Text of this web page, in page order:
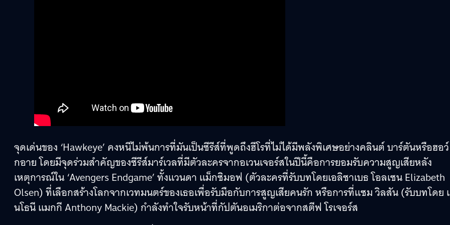
จุดเด่นของ ‘Hawkeye’ คงหนีไม่พ้นการที่มันเป็นซีรีส์ที่พูดถึงฮีโรที่ไม่ได้มีพลังพิเศษอย่างคลินต์ บาร์ตันหรือฮอว์
กอาย โดยมีจุดร่วมสำคัญของซีรีส์มาร์เวลที่มีตัวละครจากอเวนเจอร์สในปีนี้คือการยอมรับความสูญเสียหลัง
เหตุการณ์ใน ‘Avengers Endgame’ ทั้งแวนดา แม็กซิมอฟ (ตัวละครที่รับบทโดยเอลิซาเบธ โอลเซน Elizabeth
Olsen) ที่เลือกสร้างโลกจากเวทมนตร์ของเธอเพื่อรับมือกับการสูญเสียคนรัก หรือการที่แซม วิลสัน (รับบทโดย
นโธนี แมกกี Anthony Mackie) กำลังทำใจรับหน้าที่กัปตันอเมริกาต่อจากสตีฟ โรเจอร์ส